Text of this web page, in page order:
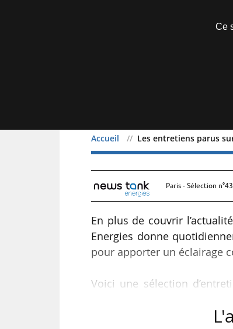
Accueil Les entretiens parus
Les entretiens
Paris - Sélection
En plus de couvrir
Energies donne
pour apporter un éclairage
Voici une sélection
Ce